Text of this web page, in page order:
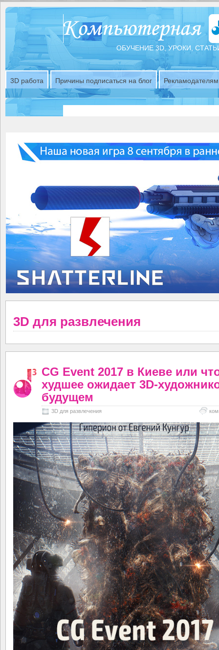
ОБУЧЕНИЕ 3D, УРОКИ,
3D работа Причины подписаться на блог Рекламодателям
3D для развлечения
CG Event 2017 в Киеве или
худшее ожидает 3D-
будущем
3D для развлечения